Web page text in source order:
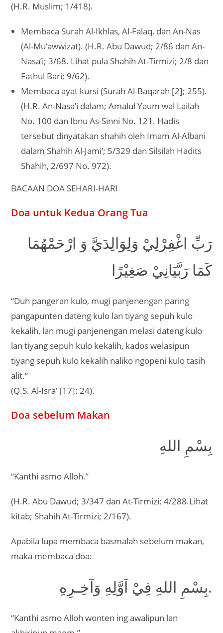
(H.R. Muslim; 1/418).
Membaca Surah Al-Ikhlas, Al-Falaq, dan An-Nas
(Al-Mu‘awwizat). (H.R. Abu Dawud; 2/86 dan An-
Nasa’i; 3/68. Lihat pula Shahih At-Tirmizi; 2/8 dan
Fathul Bari; 9/62).
Membaca ayat kursi (Surah Al-Baqarah [2]; 255).
(H.R. An-Nasa’i dalam; Amalul Yaum wal Lailah
No. 100 dan Ibnu As-Sinni No. 121. Hadis
tersebut dinyatakan shahih oleh Imam Al-Albani
dalam Shahih Al-Jami’; 5/329 dan Silsilah Hadits
Shahih, 2/697 No. 972).
BACAAN DOA SEHARI-HARI
Doa untuk Kedua Orang Tua
رَبِّ اغْفِرْلِيْ وَلِوَالِدَيَّ وَ ارْحَمْهُمَا
كَمَا رَبَّيَانِيْ صَغِيْرًا
“Duh pangeran kulo, mugi panjenengan paring
pangapunten dateng kulo lan tiyang sepuh kulo
kekalih, lan mugi panjenengan melasi dateng kulo
lan tiyang sepuh kulo kekalih, kados welasipun
tiyang sepuh kulo kekalih naliko ngopeni kulo tasih
alit.”
(Q.S. Al-Isra’ [17]: 24).
Doa sebelum Makan
بِسْمِ اللهِ
“Kanthi asmo Alloh.”
(H.R. Abu Dawud; 3/347 dan At-Tirmizi; 4/288.Lihat
kitab; Shahih At-Tirmizi; 2/167).
Apabila lupa membaca basmalah sebelum makan,
maka membaca doa:
بِسْمِ اللهِ فِيْ اَوَّلِهِ وَآخِـرِهِ.
“Kanthi asmo Alloh wonten ing awalipun lan